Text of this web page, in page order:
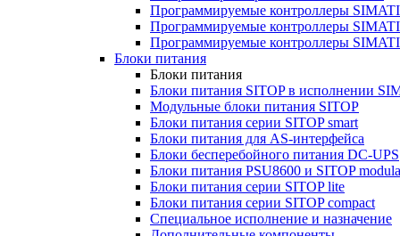
Программируемые контроллеры
Программируемые контроллеры
Программируемые контроллеры
Блоки питания
Блоки питания
Блоки питания SITOP в исполнении
Модульные блоки питания SITOP
Блоки питания серии SITOP smart
Блоки питания для AS-интерфейса
Блоки бесперебойного питания DC-UPS
Блоки питания PSU8600 и SITOP
Блоки питания серии SITOP lite
Блоки питания серии SITOP compact
Специальное исполнение и назначение